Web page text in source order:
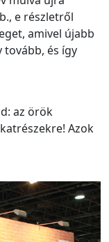
e részletről
amivel újabb
tovább, és így
az örök
Azok